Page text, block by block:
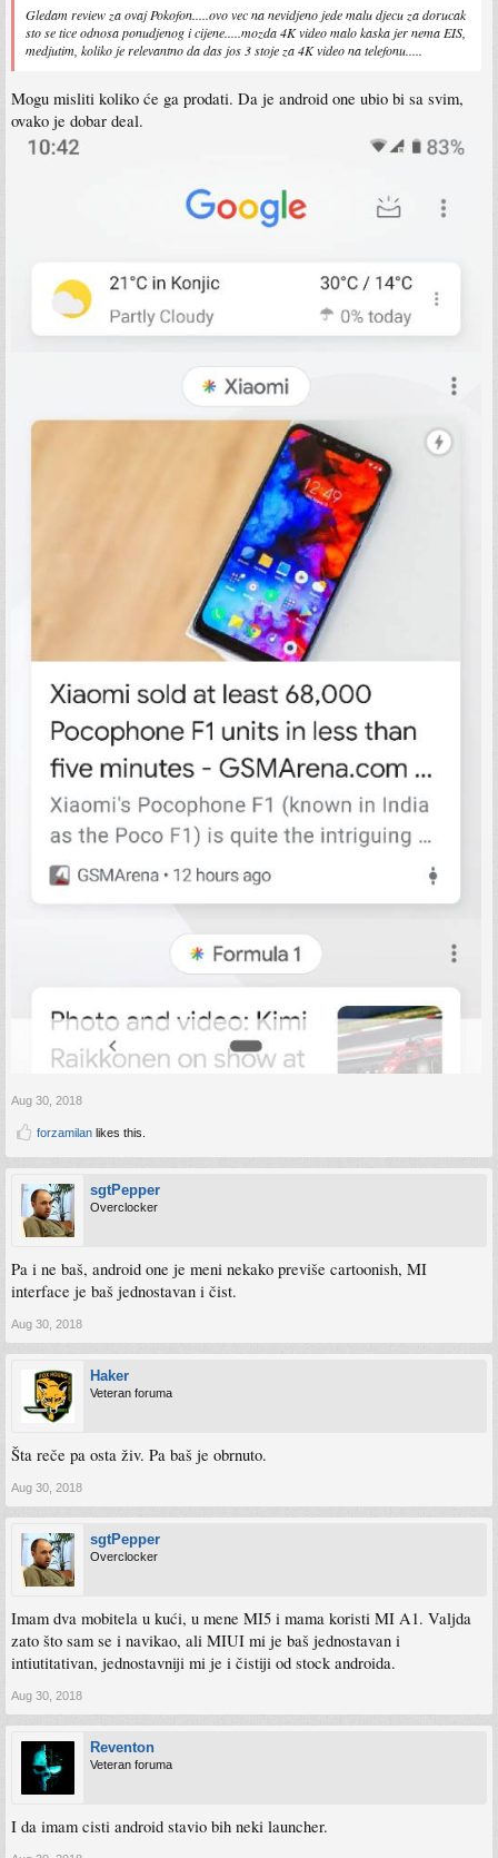
Gledam review za ovaj Pokofon.....ovo vec na nevidjeno jede malu djecu za dorucak
sto se tice odnosa ponudjenog i cijene.....mozda 4K video malo kaska jer nema EIS,
medjutim, koliko je relevantno da das jos 3 stoje za 4K video na telefonu.....
Mogu misliti koliko će ga prodati. Da je android one ubio bi sa svim,
ovako je dobar deal.
Aug 30, 2018
forzamilan likes this.
sgtPepper
Overclocker
Pa i ne baš, android one je meni nekako previše cartoonish, MI
interface je baš jednostavan i čist.
Aug 30, 2018
Haker
Veteran foruma
Šta reče pa osta živ. Pa baš je obrnuto.
Aug 30, 2018
sgtPepper
Overclocker
Imam dva mobitela u kući, u mene MI5 i mama koristi MI A1. Valjda
zato što sam se i navikao, ali MIUI mi je baš jednostavan i
intiutitativan, jednostavniji mi je i čistiji od stock androida.
Aug 30, 2018
Reventon
Veteran foruma
I da imam cisti android stavio bih neki launcher.